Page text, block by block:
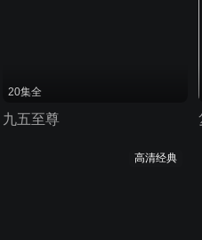
20集全
九五至尊
高清经典